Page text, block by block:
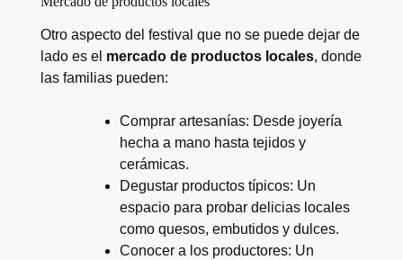
Otro aspecto del festival que no se puede dejar de
lado es el mercado de productos locales, donde
las familias pueden:
Comprar artesanías: Desde joyería
hecha a mano hasta tejidos y
cerámicas.
Degustar productos típicos: Un
espacio para probar delicias locales
como quesos, embutidos y dulces.
Conocer a los productores: Un